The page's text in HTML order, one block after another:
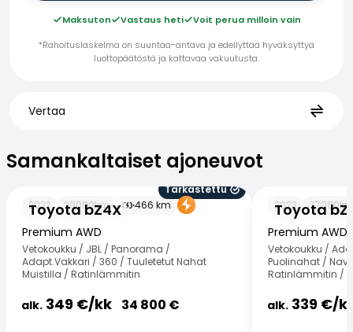
Maksuton Vastaus heti
Voit perua milloin vain
*Rahoituslaskelma on suuntaa-antava ja edellyttää hyväksyttyä
luottopäätöstä ja kattavaa vakuutusta.
Vertaa
Samankaltaiset ajoneuvot
Toyota bZ4X
Tarkastettu
2022
39000km 466 km
Premium AWD
Vetokoukku / JBL / Panorama /
Adapt.Vakkari / 360 / Tuuletetut Nahat
Muistilla / Ratinlämmitin
alk. 349 €/kk 34 800 €
Toyota
2023 37000
Premium AWD
Vetokoukku /
Puolinahat / Navi
Ratinlämmitin /
alk. 339 €/